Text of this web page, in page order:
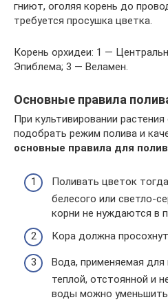
гниют, оголяя корень до
требуется просушка цветка.
Корень орхидеи: 1 —
Эпиблема; 3 — Веламен.
Основные правила
При культивировании
подобрать режим полива и
основные правила для
Поливать цветок
белесого или светло-
корни не нуждаются в
Кора должна
Вода, применяемая
теплой, отстоянной и
воды можно уменьшить